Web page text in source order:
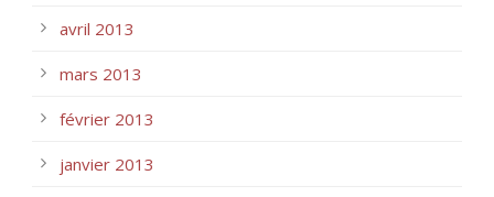
avril 2013
mars 2013
février 2013
janvier 2013